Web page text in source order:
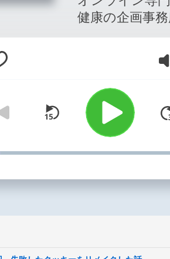
健康の企画事
（http://
する食の情報
士、日本茶イ
二本木ゆうこ
るヒントをお
【フォローお
インスタグラ
た料理をよく
https://
◇note「両
◇YouTubeチャ